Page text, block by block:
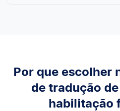
Por que escolher
de tradução
habilitação